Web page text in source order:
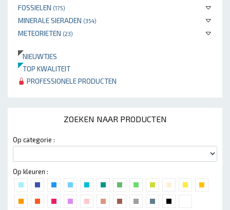
FOSSIELEN (175)
MINERALE SIERADEN (354)
METEORIETEN (23)
NIEUWTJES
TOP KWALITEIT
PROFESSIONELE PRODUCTEN
ZOEKEN NAAR PRODUCTEN
Op categorie :
Op kleuren :